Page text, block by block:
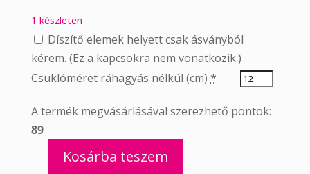
1 készleten
Díszítő elemek helyett csak ásványból
kérem. (Ez a kapcsokra nem vonatkozik.)
Csuklóméret ráhagyás nélkül (cm) *
A termék megvásárlásával szerezhető pontok:
89
RózsakvarcKosárba teszem